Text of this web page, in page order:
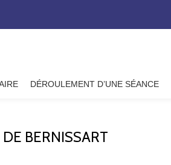
DÉROULEMENT D’UNE SÉANCE
BERNISSART